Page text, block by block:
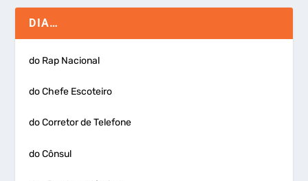
DIA…
do Rap Nacional
do Chefe Escoteiro
do Corretor de Telefone
do Cônsul